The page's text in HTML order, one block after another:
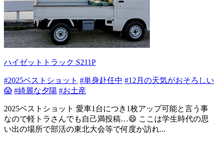
ハイゼットトラック S211P
#2025ベストショット #単身赴任中 #12月の天気がおそろしい
😱 #綺麗な夕陽 #お土産
2025ベストショット 愛車1台につき1枚アップ可能と言う事
なので軽トラさんでも自己満投稿…😄 ここは学生時代の思
い出の場所で部活の東北大会等で何度か訪れ...